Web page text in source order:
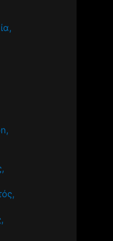
,
,
,
,
,